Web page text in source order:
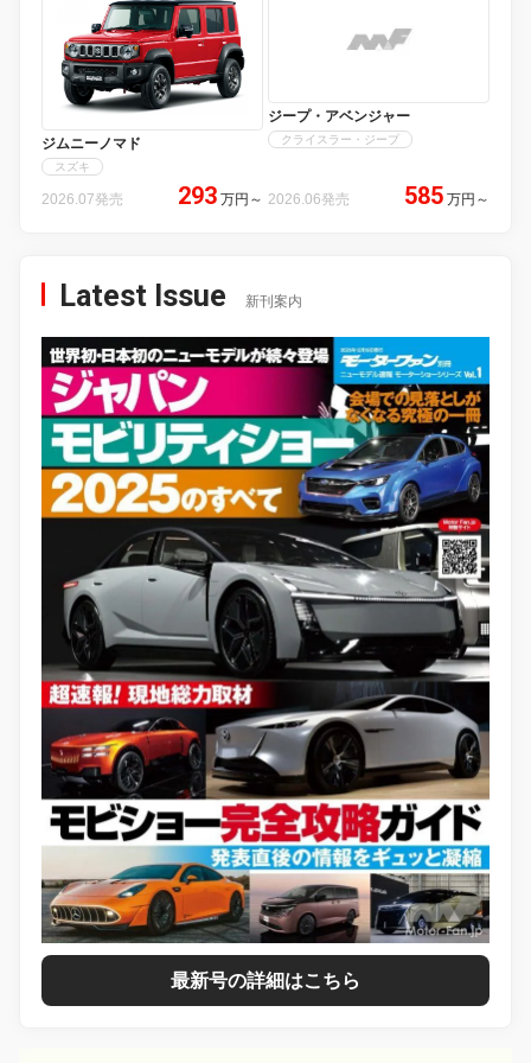
ジムニーノマド
スズキ
2026.07発売 293 万円 ～
ジープ・アベンジャー
クライスラー・ジープ
2026.06発売 585 万円 ～
Latest Issue 新刊案内
最新号の詳細はこちら